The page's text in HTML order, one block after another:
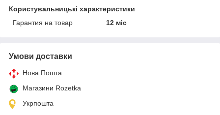
Користувальницькі характеристики
Гарантия на товар
12 міс
Умови доставки
Нова Пошта
Магазини Rozetka
Укрпошта